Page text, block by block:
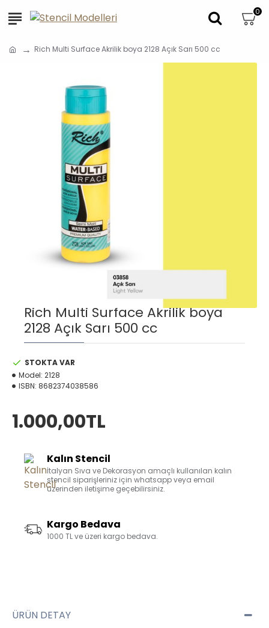
0
Rich Multi Surface Akrilik boya 2128 Açık Sarı 500 cc
Rich Multi Surface Akrilik boya
2128 Açık Sarı 500 cc
STOKTA VAR
Model: 2128
ISBN: 8682374038586
1.000,00TL
Kalın Stencil
İtalyan Sıva ve Dekorasyon amaçlı kullanılan kalın
stencil siparişleriniz için whatsapp veya email
üzerinden iletişime geçebilirsiniz.
Kargo Bedava
1000 TL ve üzeri kargo bedava.
ÜRÜN DETAY